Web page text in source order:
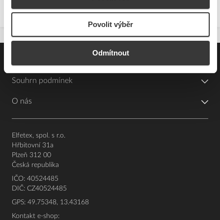
Povolit výběr
Odmítnout
Souhrn podmínek
O nás
Elfetex, spol. s r.o.
Hřbitovní 31a
Plzeň 312 00
Česká republika
IČO: 40524485
DIČ: CZ40524485
GPS: 49.75348, 13.43168
Kontakt e-shop: